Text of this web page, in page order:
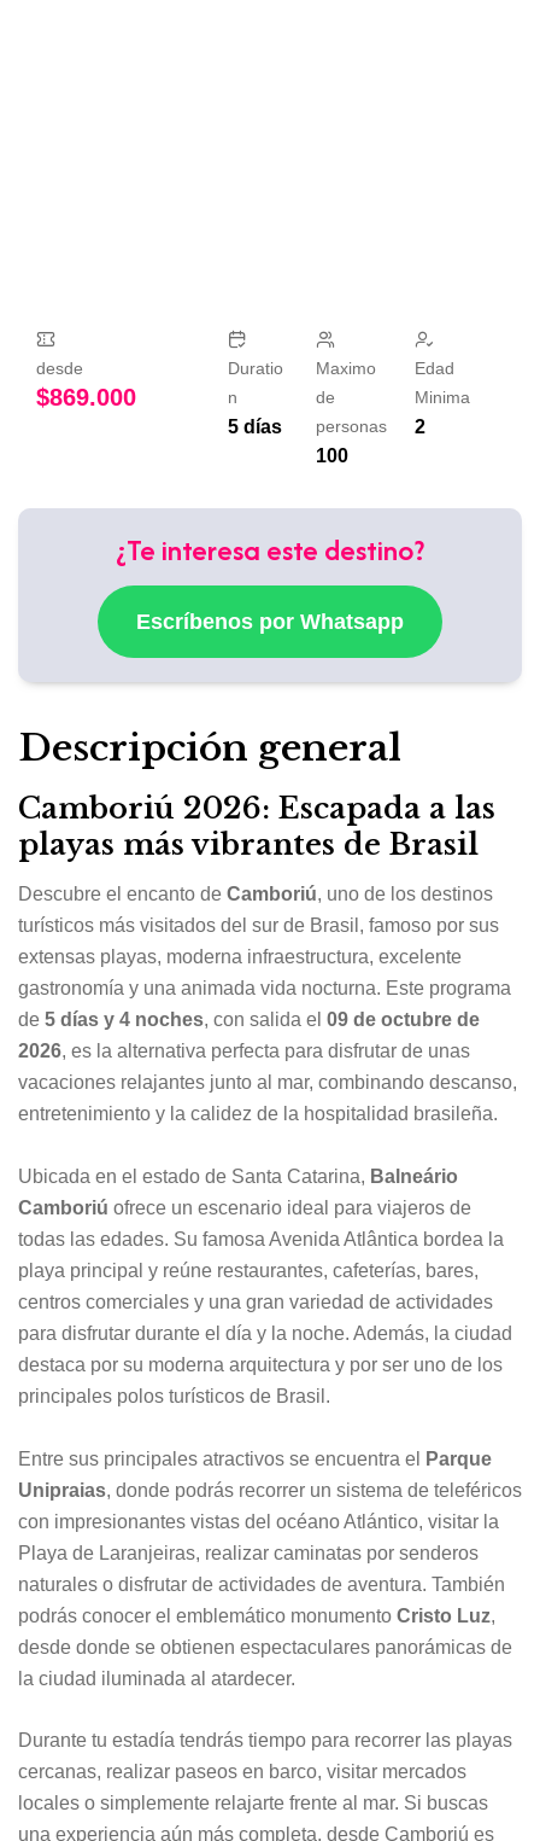
desde
$869.000
Duratio
n
5 días
Maximo
de
personas
100
Edad
Minima
2
¿Te interesa este destino?
Escríbenos por Whatsapp
Descripción general
Camboriú 2026: Escapada a las
playas más vibrantes de Brasil
Descubre el encanto de Camboriú, uno de los destinos
turísticos más visitados del sur de Brasil, famoso por sus
extensas playas, moderna infraestructura, excelente
gastronomía y una animada vida nocturna. Este programa
de 5 días y 4 noches, con salida el 09 de octubre de
2026, es la alternativa perfecta para disfrutar de unas
vacaciones relajantes junto al mar, combinando descanso,
entretenimiento y la calidez de la hospitalidad brasileña.
Ubicada en el estado de Santa Catarina, Balneário
Camboriú ofrece un escenario ideal para viajeros de
todas las edades. Su famosa Avenida Atlântica bordea la
playa principal y reúne restaurantes, cafeterías, bares,
centros comerciales y una gran variedad de actividades
para disfrutar durante el día y la noche. Además, la ciudad
destaca por su moderna arquitectura y por ser uno de los
principales polos turísticos de Brasil.
Entre sus principales atractivos se encuentra el
Parque
Unipraias, donde podrás recorrer un sistema de teleféricos
con impresionantes vistas del océano Atlántico, visitar la
Playa de Laranjeiras, realizar caminatas por senderos
naturales o disfrutar de actividades de aventura. También
podrás conocer el emblemático monumento Cristo Luz,
desde donde se obtienen espectaculares panorámicas de
la ciudad iluminada al atardecer.
Durante tu estadía tendrás tiempo para recorrer las playas
cercanas, realizar paseos en barco, visitar mercados
locales o simplemente relajarte frente al mar. Si buscas
una experiencia aún más completa, desde Camboriú es